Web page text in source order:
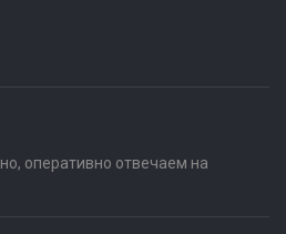
оперативно отвечаем на